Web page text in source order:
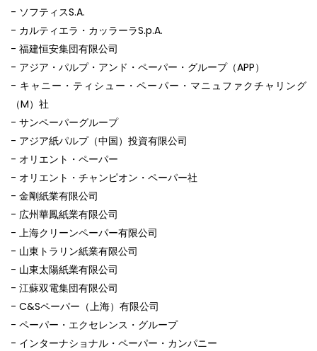
- ソフティスS.A.
- カルティエラ・カッラーラS.p.A.
- 福建恒安集団有限公司
- アジア・パルプ・アンド・ペーパー・グループ（APP）
- キャニー・ティシュー・ペーパー・マニュファクチャリング
（M）社
- サンペーパーグループ
- アジア紙パルプ（中国）投資有限公司
- オリエント・ペーパー
- オリエント・チャンピオン・ペーパー社
- 金剛紙業有限公司
- 広州華鳳紙業有限公司
- 上海クリーンペーパー有限公司
- 山東トラリン紙業有限公司
- 山東太陽紙業有限公司
- 江蘇双電集団有限公司
- C&Sペーパー（上海）有限公司
- ペーパー・エクセレンス・グループ
- インターナショナル・ペーパー・カンパニー